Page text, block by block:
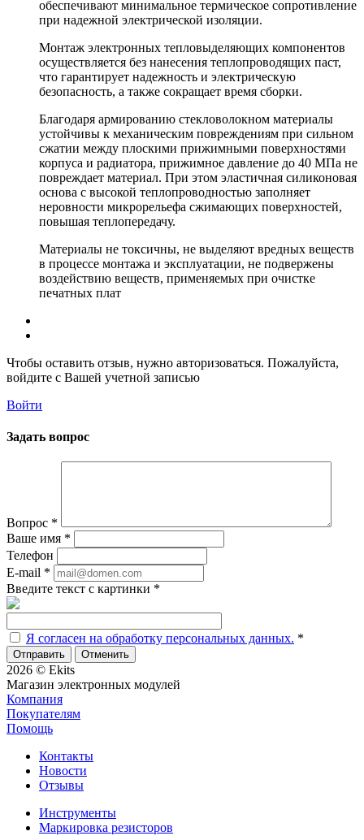
обеспечивают минимальное термическое сопротивление
при надежной электрической изоляции.
Монтаж электронных тепловыделяющих компонентов
осуществляется без нанесения теплопроводящих паст,
что гарантирует надежность и электрическую
безопасность, а также сокращает время сборки.
Благодаря армированию стекловолокном материалы
устойчивы к механическим повреждениям при сильном
сжатии между плоскими прижимными поверхностями
корпуса и радиатора, прижимное давление до 40 МПа не
повреждает материал. При этом эластичная силиконовая
основа с высокой теплопроводностью заполняет
неровности микрорельефа сжимающих поверхностей,
повышая теплопередачу.
Материалы не токсичны, не выделяют вредных веществ
в процессе монтажа и эксплуатации, не подвержены
воздействию веществ, применяемых при очистке
печатных плат
Чтобы оставить отзыв, нужно авторизоваться. Пожалуйста,
войдите с Вашей учетной записью
Войти
Задать вопрос
Вопрос *
Ваше имя *
Телефон
E-mail *
Введите текст с картинки *
Я согласен на обработку персональных данных. *
Отменить
2026 © Ekits
Магазин электронных модулей
Компания
Покупателям
Помощь
Контакты
Новости
Отзывы
Инструменты
Маркировка резисторов